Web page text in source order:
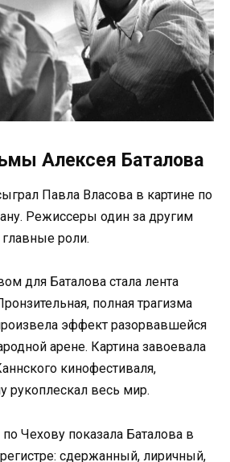
Алексея Баталова
Павла Власова в картине по
Режиссеры один за другим
роли.
для Баталова стала лента
полная трагизма
эффект разорвавшейся
арене. Картина завоевала
кинофестиваля,
рукоплескал весь мир.
Чехову показала Баталова в
сдержанный, лиричный,